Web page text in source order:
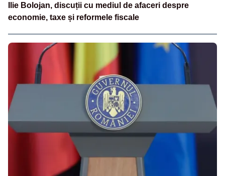
Ilie Bolojan, discuții cu mediul de afaceri despre
economie, taxe și reformele fiscale